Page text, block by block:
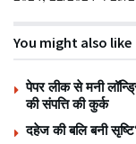
You might also like
पेपर लीक से मनी
की संपत्ति की कुर्क
दहेज की बलि बनी